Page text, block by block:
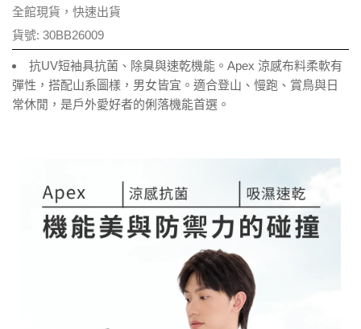
全館現貨，快速出貨
貨號: 30BB26009
抗UV短袖具抗菌、除臭與速乾機能。Apex 涼感布料柔軟有
彈性，搭配山系圖樣，男女皆宜。適合登山、慢跑、賞鳥與日
常休閒，是戶外愛好者的俐落機能首選。